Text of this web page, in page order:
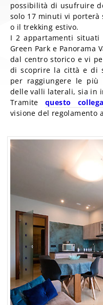
possibilità di usufruire
solo 17 minuti vi porterà
o il trekking estivo.
I 2 appartamenti situati
Green Park e Panorama
dal centro storico e vi
di scoprire la città e di
per raggiungere le più
delle valli laterali, sia in
Tramite questo
visione del regolamento